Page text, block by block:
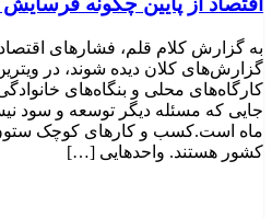
به گزارش کلام قلم، فشارهای
گزارش‌های کلان دیده شوند، در
کارگاه‌های محلی و بنگاه‌های
جایی که مسئله دیگر توسعه و سود
ماه است.کسب‌ و کارهای کوچک
کشور هستند. واحدهایی […]